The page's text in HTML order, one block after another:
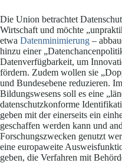
Die Union betrachtet
Wirtschaft und möchte
etwa Datenminimierung –
hinzu einer
Datenverfügbarkeit, um
fördern. Zudem wollen sie
und Bundesebene reduzieren.
Bildungswesens soll es eine
datenschutzkonforme
geben mit der einerseits ein
geschaffen werden kann und
Forschungszwecken genutzt
eine europaweite
geben, die Verfahren mit